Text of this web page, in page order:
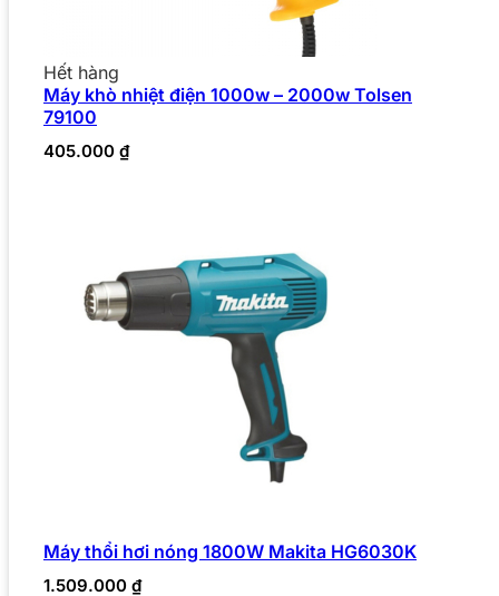
Hết hàng
Máy khò nhiệt điện 1000w – 2000w Tolsen
79100
405.000 ₫
Máy thổi hơi nóng 1800W Makita HG6030K
1.509.000 ₫